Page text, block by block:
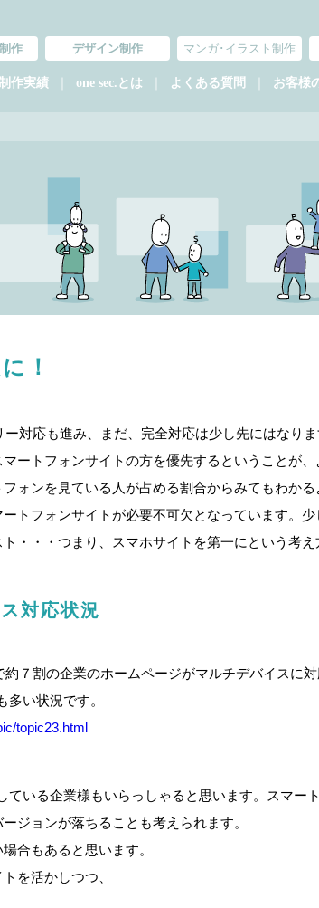
作 デザイン制作 マンガ･イラスト制作
作実績 one sec.とは よくある質問 お客様
！
対応も進み、まだ、完全対応は少し先にはなり
ートフォンサイトの方を優先するということが
ォンを見ている人が占める割合からみてもわか
トフォンサイトが必要不可欠となっています。
・・・つまり、スマホサイトを第一にという考
対応状況
７割の企業のホームページがマルチデバイスに
多い状況です。
topic23.html
ている企業様もいらっしゃると思います。スマー
ジョンが落ちることも考えられます。
合もあると思います。
を活かしつつ、